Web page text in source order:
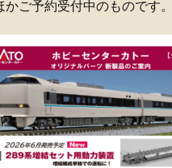
かご予約受付中のものです。